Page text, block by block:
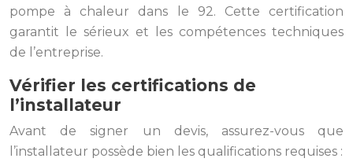
pompe à chaleur dans le 92. Cette certification
garantit le sérieux et les compétences techniques
de l’entreprise.
Vérifier les certifications de
l’installateur
Avant de signer un devis, assurez-vous que
l’installateur possède bien les qualifications requises :